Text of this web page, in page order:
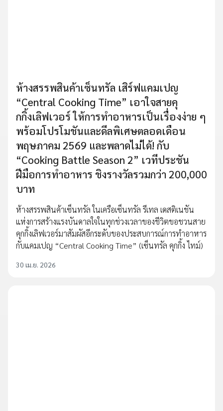
ห้างสรรพสินค้าเซ็นทรัล เสิร์ฟแคมเปญ
“Central Cooking Time” เอาใจสายคุ
กกิ้งเลิฟเวอร์ ให้การทำอาหารเป็นเรื่องง่าย ๆ
พร้อมโปรโมชันและดีลพิเศษตลอดเดือน
พฤษภาคม 2569 และพลาดไม่ได้! กับ
“Cooking Battle Season 2” เวทีประชัน
ฝีมือการทำอาหาร ชิงรางวัลรวมกว่า 200,000
บาท
ห้างสรรพสินค้าเซ็นทรัล ในเครือเซ็นทรัล รีเทล เดสติเนชัน
แห่งการสร้างแรงบันดาลใจในทุกช่วงเวลาของชีวิตขอชวนสาย
คุกกิ้งเลิฟเวอร์มาสัมผัสอีกระดับของประสบการณ์การทำอาหาร
กับแคมเปญ “Central Cooking Time” (เซ็นทรัล คุกกิ้ง ไทม์)
30 เม.ย. 2026